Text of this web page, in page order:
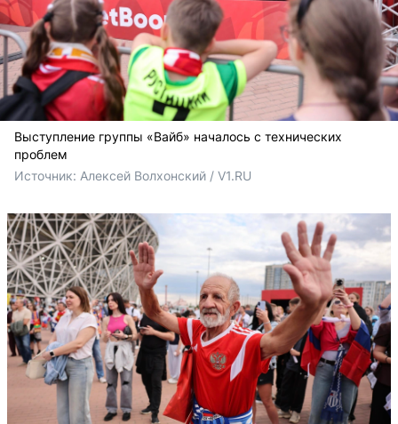
Выступление группы «Вайб» началось с технических
проблем
Источник: Алексей Волхонский / V1.RU